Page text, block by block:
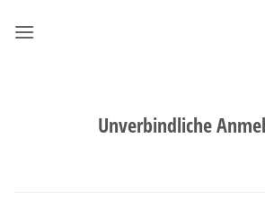
Inhalt
Unverbindliche